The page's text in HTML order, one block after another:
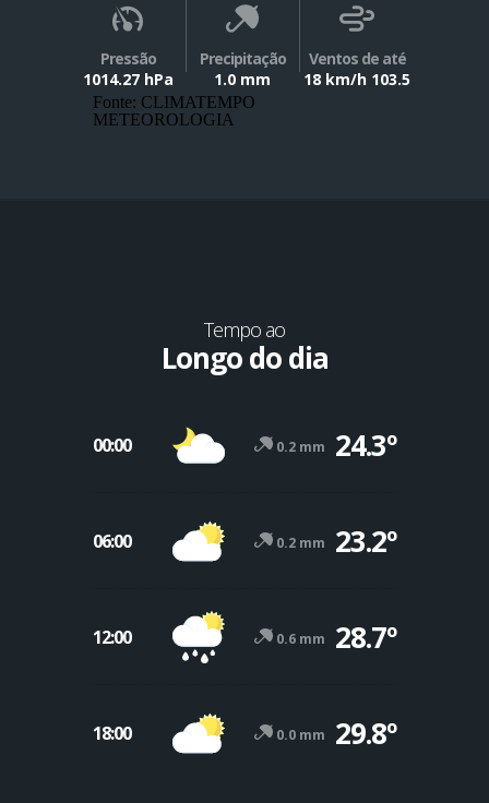
Pressão
1014.27 hPa
Precipitação
1.0 mm
Ventos de até
18 km/h 103.5
Fonte: CLIMATEMPO
METEOROLOGIA
Tempo ao
Longo do dia
00:00 0.2 mm 24.3º
06:00 0.2 mm 23.2º
12:00 0.6 mm 28.7º
18:00 0.0 mm 29.8º